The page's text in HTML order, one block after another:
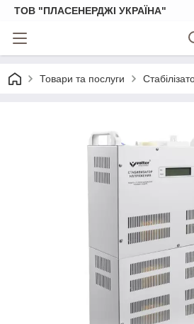
ТОВ "ПЛАСЕНЕРДЖІ УКРАЇНА"
Товари та послуги